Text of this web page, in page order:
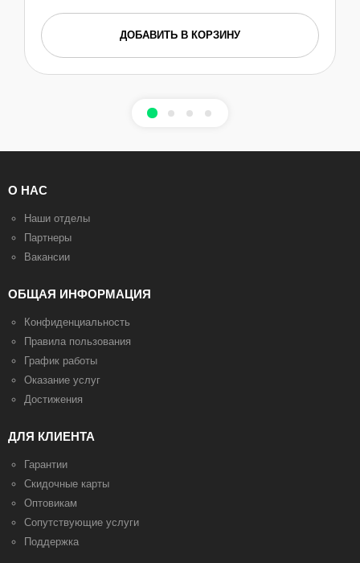
ДОБАВИТЬ В КОРЗИНУ
О НАС
Наши отделы
Партнеры
Вакансии
ОБЩАЯ ИНФОРМАЦИЯ
Конфиденциальность
Правила пользования
График работы
Оказание услуг
Достижения
ДЛЯ КЛИЕНТА
Гарантии
Скидочные карты
Оптовикам
Сопутствующие услуги
Поддержка